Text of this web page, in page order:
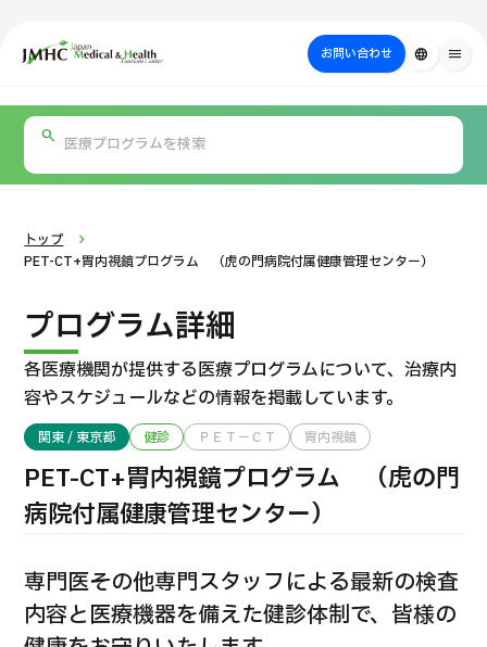
ジャパン・メディカル＆ヘルスツーリズムセンター（JMHC）
お問い合わせ language menu
日本の医療について
部位・疾病
で探す
検査・術式・
方法で探す
を探す
PICK UP PROGRAM
国際セカンドオピニオンパッケージ （湘南鎌倉総合病院）
治療 治療
トップ
PET-CT+胃内視鏡プログラム （虎の門病院付属健康管理センター）
プログラム詳細
各医療機関が提供する医療プログラムについて、治療内
容やスケジュールなどの情報を掲載しています。
関東 / 東京都 健診 ＰＥＴ－ＣＴ 胃内視鏡
PET-CT+胃内視鏡プログラム （虎の門
病院付属健康管理センター）
専門医その他専門スタッフによる最新の検査
内容と医療機器を備えた健診体制で、皆様の